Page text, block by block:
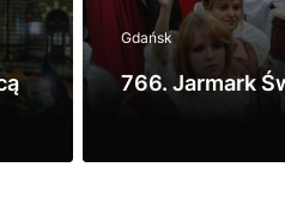
Gdańsk
766. Jarmark
Zobacz